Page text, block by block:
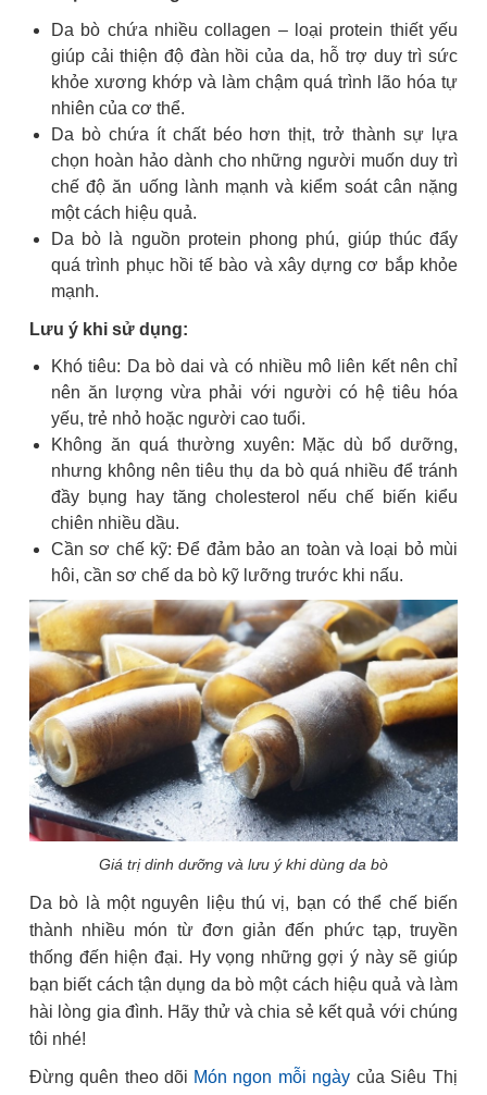
Da bò chứa nhiều collagen – loại protein thiết yếu
giúp cải thiện độ đàn hồi của da, hỗ trợ duy trì sức
khỏe xương khớp và làm chậm quá trình lão hóa tự
nhiên của cơ thể.
Da bò chứa ít chất béo hơn thịt, trở thành sự lựa
chọn hoàn hảo dành cho những người muốn duy trì
chế độ ăn uống lành mạnh và kiểm soát cân nặng
một cách hiệu quả.
Da bò là nguồn protein phong phú, giúp thúc đẩy
quá trình phục hồi tế bào và xây dựng cơ bắp khỏe
mạnh.
Lưu ý khi sử dụng:
Khó tiêu: Da bò dai và có nhiều mô liên kết nên chỉ
nên ăn lượng vừa phải với người có hệ tiêu hóa
yếu, trẻ nhỏ hoặc người cao tuổi.
Không ăn quá thường xuyên: Mặc dù bổ dưỡng,
nhưng không nên tiêu thụ da bò quá nhiều để tránh
đầy bụng hay tăng cholesterol nếu chế biến kiểu
chiên nhiều dầu.
Cần sơ chế kỹ: Để đảm bảo an toàn và loại bỏ mùi
hôi, cần sơ chế da bò kỹ lưỡng trước khi nấu.
Giá trị dinh dưỡng và lưu ý khi dùng da bò
Da bò là một nguyên liệu thú vị, bạn có thể chế biến
thành nhiều món từ đơn giản đến phức tạp, truyền
thống đến hiện đại. Hy vọng những gợi ý này sẽ giúp
bạn biết cách tận dụng da bò một cách hiệu quả và làm
hài lòng gia đình. Hãy thử và chia sẻ kết quả với chúng
tôi nhé!
Đừng quên theo dõi Món ngon mỗi ngày của Siêu Thị